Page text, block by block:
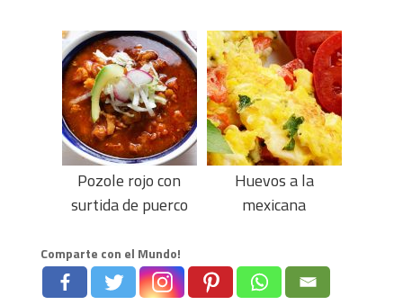
Pozole rojo con
surtida de puerco
Huevos a la
mexicana
Comparte con el Mundo!